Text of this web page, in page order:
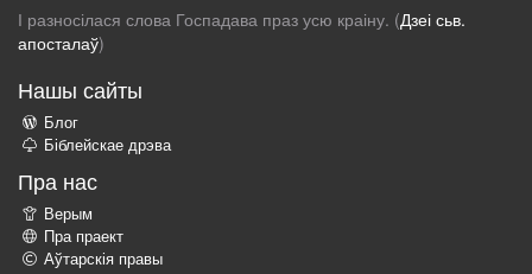
І разносілася слова Госпадава праз усю краіну. (Дзеі сьв.
апосталаў)
Нашы сайты
Блог
Біблейскае дрэва
Пра нас
Верым
Пра праект
Аўтарскія правы